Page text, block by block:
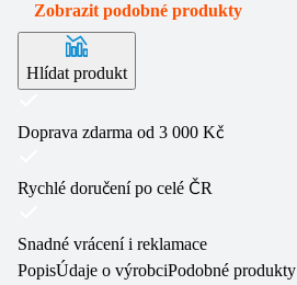
Zobrazit podobné produkty
Hlídat produkt
Doprava zdarma od 3 000 Kč
Rychlé doručení po celé ČR
Snadné vrácení i reklamace
PopisÚdaje o výrobciPodobné produkty